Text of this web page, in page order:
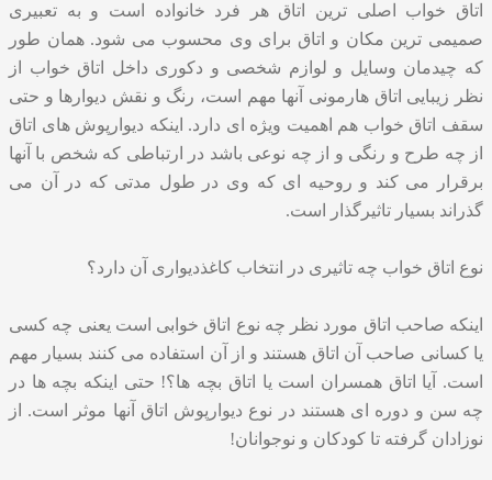
اتاق خواب اصلی ترین اتاق هر فرد خانواده است و به تعبیری
صمیمی ترین مکان و اتاق برای وی محسوب می شود. همان طور
که چیدمان وسایل و لوازم شخصی و دکوری داخل اتاق خواب از
نظر زیبایی اتاق هارمونی آنها مهم است، رنگ و نقش دیوارها و حتی
سقف اتاق خواب هم اهمیت ویژه ای دارد. اینکه دیوارپوش های اتاق
از چه طرح و رنگی و از چه نوعی باشد در ارتباطی که شخص با آنها
برقرار می کند و روحیه ای که وی در طول مدتی که در آن می
گذراند بسیار تاثیرگذار است.
نوع اتاق خواب چه تاثیری در انتخاب کاغذدیواری آن دارد؟
اینکه صاحب اتاق مورد نظر چه نوع اتاق خوابی است یعنی چه کسی
یا کسانی صاحب آن اتاق هستند و از آن استفاده می کنند بسیار مهم
است. آیا اتاق همسران است یا اتاق بچه ها؟! حتی اینکه بچه ها در
چه سن و دوره ای هستند در نوع دیوارپوش اتاق آنها موثر است. از
نوزادان گرفته تا کودکان و نوجوانان!